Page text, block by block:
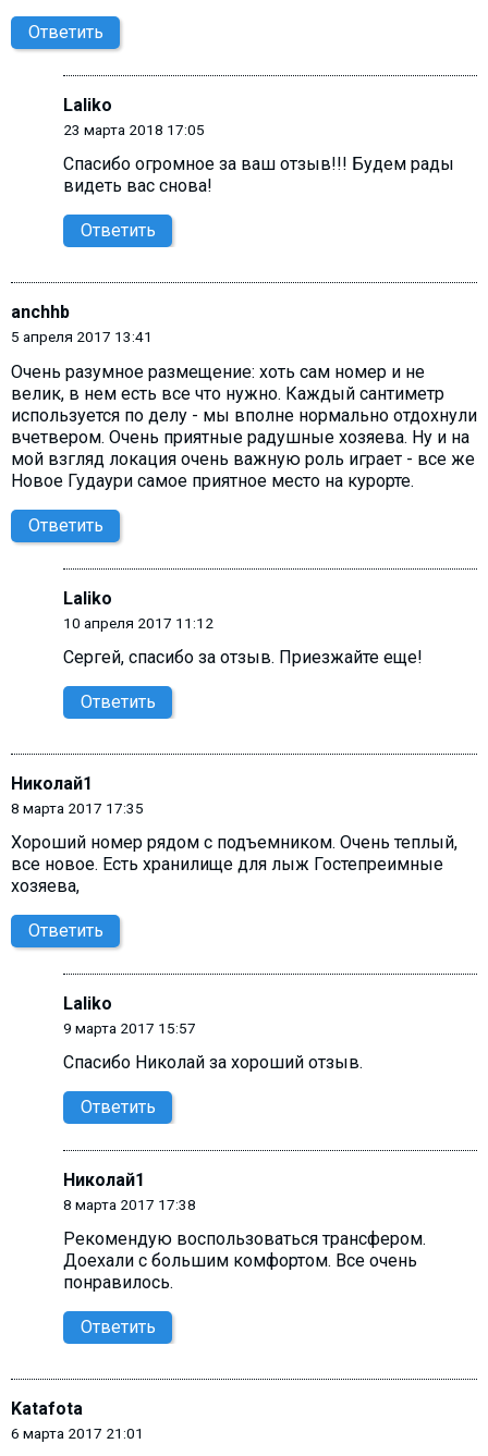
Ответить
Laliko
23 марта 2018 17:05
Спасибо огромное за ваш отзыв!!! Будем рады
видеть вас снова!
Ответить
anchhb
5 апреля 2017 13:41
Очень разумное размещение: хоть сам номер и не
велик, в нем есть все что нужно. Каждый сантиметр
используется по делу - мы вполне нормально отдохнули
вчетвером. Очень приятные радушные хозяева. Ну и на
мой взгляд локация очень важную роль играет - все же
Новое Гудаури самое приятное место на курорте.
Ответить
Laliko
10 апреля 2017 11:12
Сергей, cпасибо за отзыв. Приезжайте еще!
Ответить
Николай1
8 марта 2017 17:35
Хороший номер рядом с подъемником. Очень теплый,
все новое. Есть хранилище для лыж Гостепреимные
хозяева,
Ответить
Laliko
9 марта 2017 15:57
Спасибо Николай за хороший отзыв.
Ответить
Николай1
8 марта 2017 17:38
Рекомендую воспользоваться трансфером.
Доехали с большим комфортом. Все очень
понравилось.
Ответить
Katafota
6 марта 2017 21:01